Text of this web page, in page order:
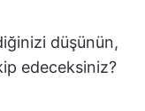
düşünün,
edeceksiniz?